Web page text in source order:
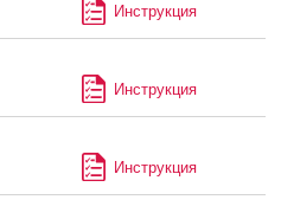
Инструкция
Инструкция
Инструкция